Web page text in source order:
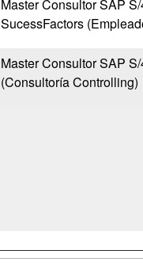
Master Consultor SAP
SucessFactors
Master Consultor SAP
(Consultoría Controlling)